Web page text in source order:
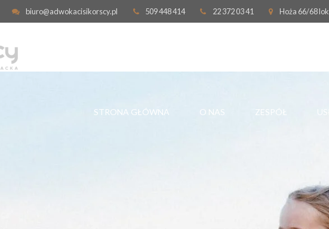
biuro@adwokacisikorscy.pl 509 448 414 22 372 03 41 Hoża 66/68
STRONA GŁÓWNA O NAS ZESPÓŁ